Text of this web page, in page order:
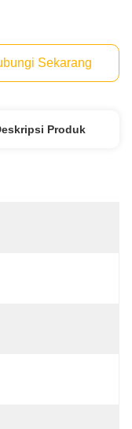
Sekarang
Produk